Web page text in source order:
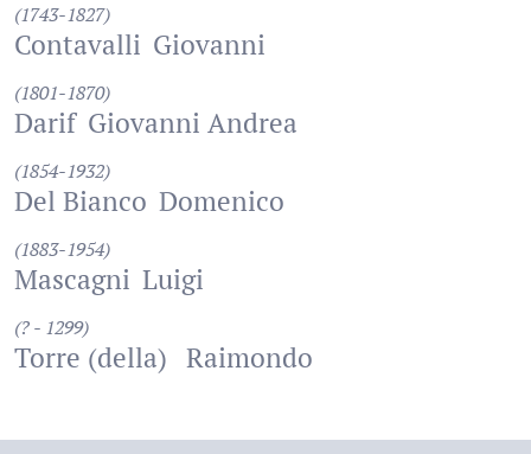
(1743-1827)
Contavalli Giovanni
(1801-1870)
Darif Giovanni Andrea
(1854-1932)
Del Bianco Domenico
(1883-1954)
Mascagni Luigi
(? - 1299)
Torre (della) Raimondo